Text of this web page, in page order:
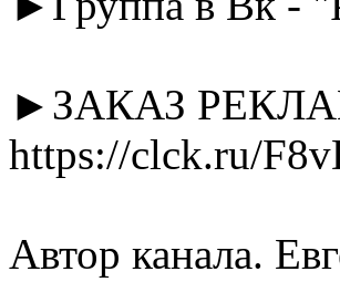
►ЗАКАЗ
https://clck.ru/
Автор канала.